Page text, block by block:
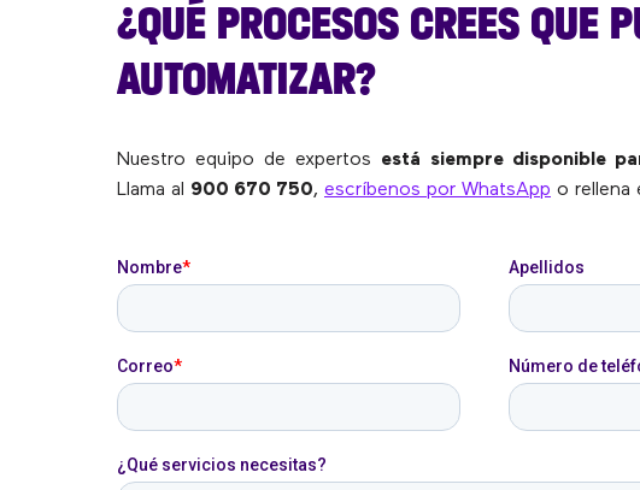
¿QUÉ PROCESOS CREES QUE
AUTOMATIZAR?
Nuestro equipo de expertos está siempre disponible
Llama al 900 670 750, escríbenos por WhatsApp o rellena